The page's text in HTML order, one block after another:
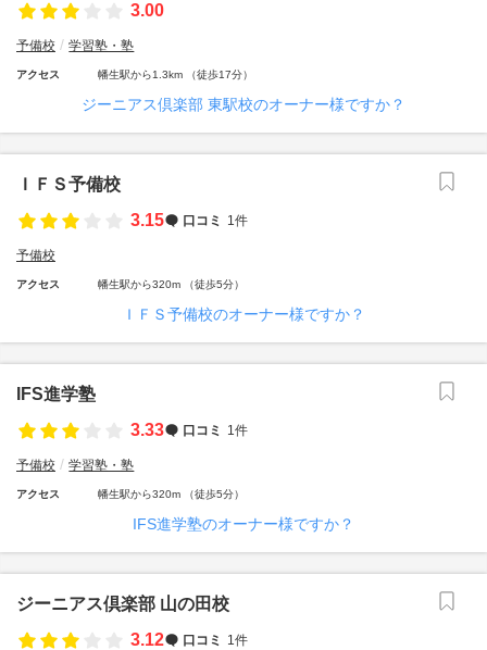
3.00
予備校 学習塾・塾
アクセス 幡生駅から1.3km （徒歩17分）
ジーニアス倶楽部 東駅校のオーナー様ですか？
ＩＦＳ予備校
3.15
口コミ 1件
予備校
アクセス 幡生駅から320m （徒歩5分）
ＩＦＳ予備校のオーナー様ですか？
IFS進学塾
3.33
口コミ 1件
予備校 学習塾・塾
アクセス 幡生駅から320m （徒歩5分）
IFS進学塾のオーナー様ですか？
ジーニアス倶楽部 山の田校
3.12
口コミ 1件